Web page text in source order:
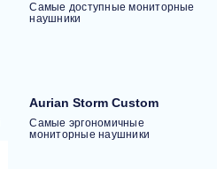
Самые доступные мониторные
наушники
Aurian Storm Custom
Самые эргономичные
мониторные наушники